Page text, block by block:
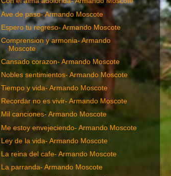
Ave de paso- Armando Moscote
Espero tu regreso- Armando Moscote
Comprension y armonia- Armando
Moscote
Cansado corazon- Armando Moscote
Nobles sentimientos- Armando Moscote
Tiempo y vida- Armando Moscote
Recordar no es vivir- Armando Moscote
Mil canciones- Armando Moscote
Me estoy envejeciendo- Armando Moscote
Ley de la vida- Armando Moscote
La reina del cafe- Armando Moscote
La parranda- Armando Moscote